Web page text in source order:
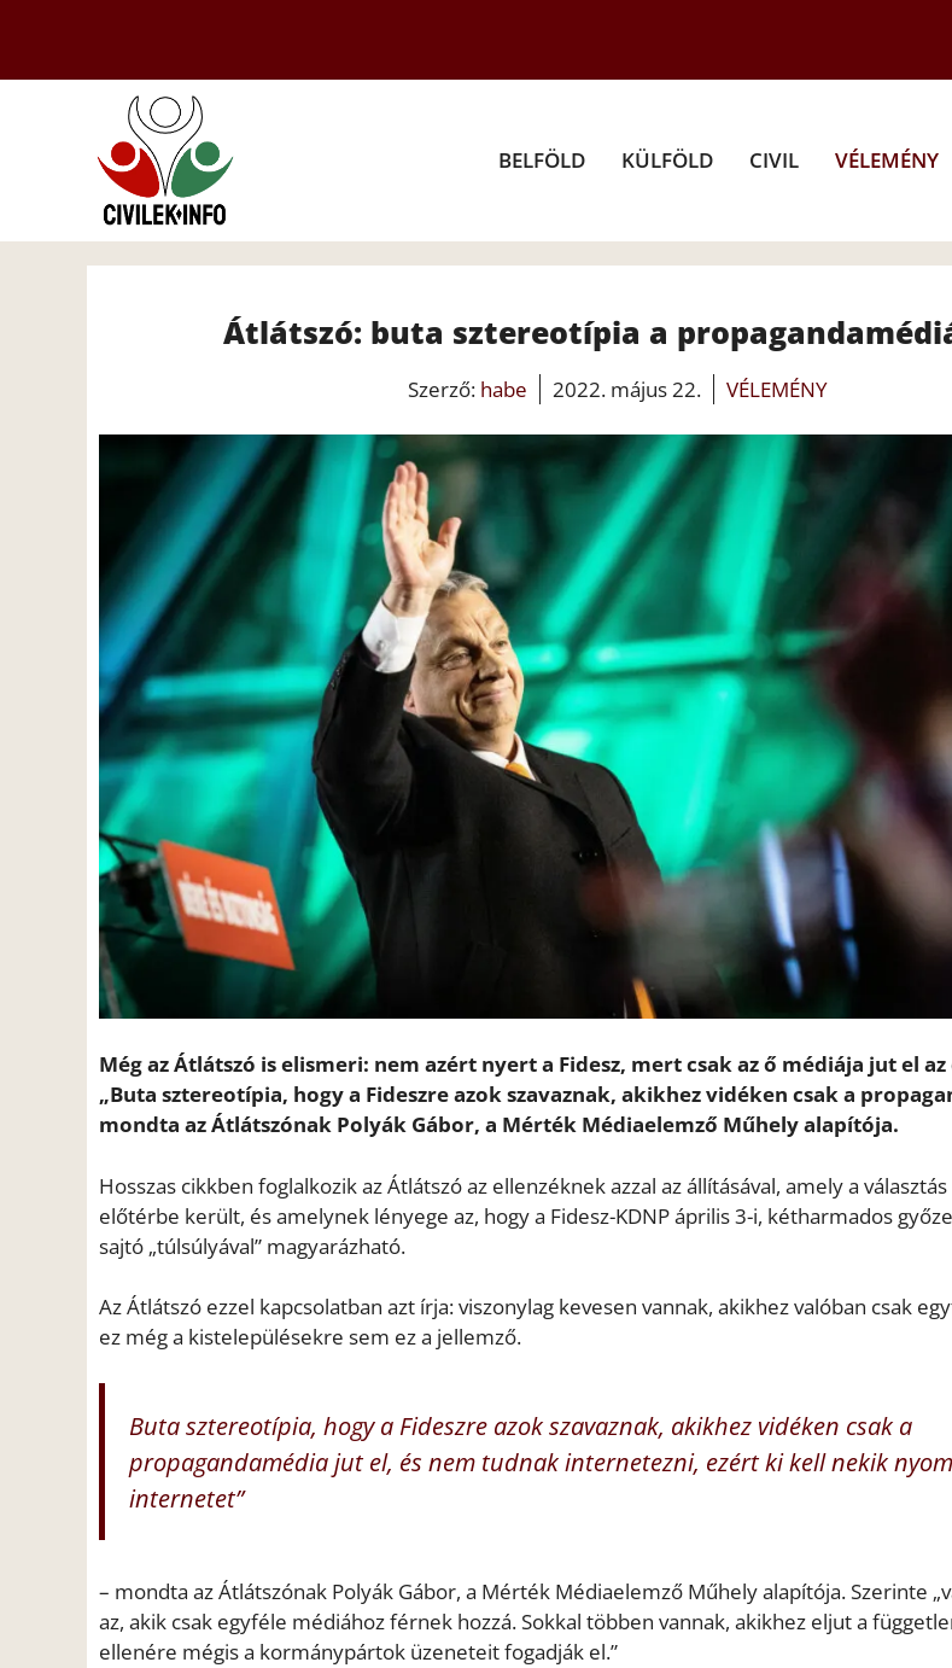
tartalomba
BELFÖLD KÜLFÖLD CIVIL VÉLEMÉNY
Átlátszó: buta sztereotípia a
Szerző: habe 2022. május 22. VÉLEMÉNY
Még az Átlátszó is elismeri: nem azért nyert a Fidesz, mert csak az ő médiája jut el
„Buta sztereotípia, hogy a Fideszre azok szavaznak, akikhez vidéken csak a
mondta az Átlátszónak Polyák Gábor, a Mérték Médiaelemző Műhely alapítója.
Hosszas cikkben foglalkozik az Átlátszó az ellenzéknek azzal az állításával, amely a
előtérbe került, és amelynek lényege az, hogy a Fidesz-KDNP április 3-i, kétharmados
sajtó „túlsúlyával” magyarázható.
Az Átlátszó ezzel kapcsolatban azt írja: viszonylag kevesen vannak, akikhez valóban csak
ez még a kistelepülésekre sem ez a jellemző.
Buta sztereotípia, hogy a Fideszre azok szavaznak, akikhez vidéken csak a
propagandamédia jut el, és nem tudnak internetezni, ezért ki kell nekik
internetet”
– mondta az Átlátszónak Polyák Gábor, a Mérték Médiaelemző Műhely alapítója. Szerinte
az, akik csak egyféle médiához férnek hozzá. Sokkal többen vannak, akikhez eljut a
ellenére mégis a kormánypártok üzeneteit fogadják el.”